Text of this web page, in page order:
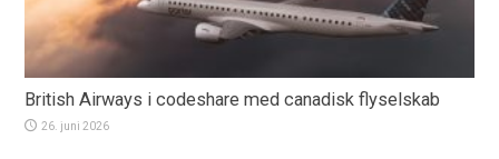
British Airways i codeshare med canadisk flyselskab
26. juni 2026